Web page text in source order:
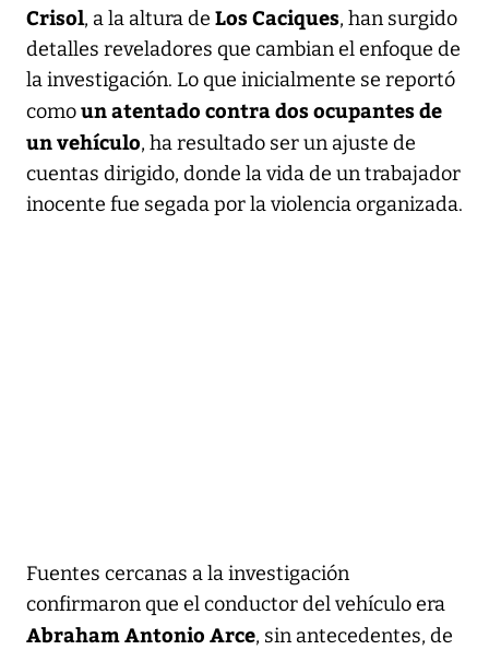
Crisol, a la altura de Los Caciques, han surgido
detalles reveladores que cambian el enfoque de
la investigación. Lo que inicialmente se reportó
comoun atentado contra dos ocupantes de
un vehículo, ha resultado ser un ajuste de
cuentas dirigido, donde la vida de un trabajador
inocente fue segada por la violencia organizada.
Fuentes cercanas a la investigación
confirmaron que el conductor del vehículo era
Abraham Antonio Arce, sin antecedentes, de